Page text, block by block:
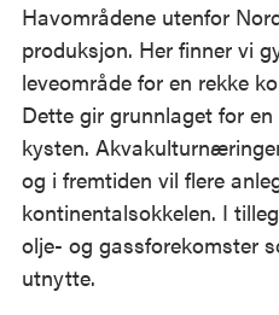
Havområdene utenfor
produksjon. Her finner vi
leveområde for en rekke
Dette gir grunnlaget for
kysten.
og i fremtiden vil flere
kontinentalsokkelen. I
olje- og gassforekomster
utnytte.